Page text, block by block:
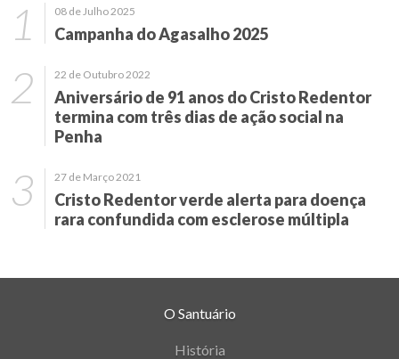
08 de Julho 2025
Campanha do Agasalho 2025
22 de Outubro 2022
Aniversário de 91 anos do Cristo Redentor
termina com três dias de ação social na
Penha
27 de Março 2021
Cristo Redentor verde alerta para doença
rara confundida com esclerose múltipla
O Santuário
História